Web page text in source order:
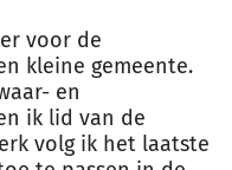
voor de
kleine gemeente.
en
ik lid van de
volg ik het laatste